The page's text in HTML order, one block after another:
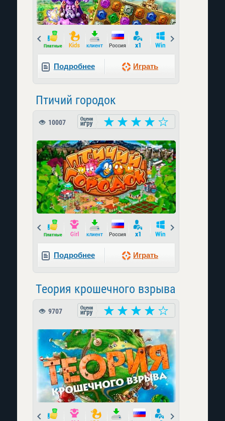
Prev
Подробнее Играть
Птичий городок
10007
Prev
Подробнее Играть
Теория крошечного взрыва
9707
Prev